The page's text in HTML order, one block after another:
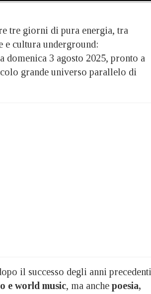
tre giorni di pura energia, tra
e cultura underground:
domenica 3 agosto 2025, pronto a
grande universo parallelo di
il successo degli anni precedenti
e world music, ma anche poesia,